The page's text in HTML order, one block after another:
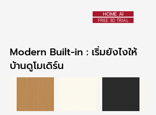
HOME AI
FREE 3D TRIAL
Modern Built-in : เริ่มยังไงให้
บ้านดูโมเดิร์น